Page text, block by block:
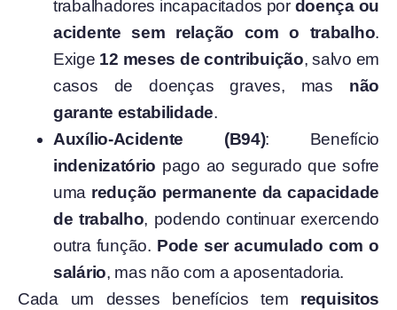
trabalhadores incapacitados por doença ou
acidente sem relação com o trabalho.
Exige 12 meses de contribuição, salvo em
casos de doenças graves, mas não
garante estabilidade.
Auxílio-Acidente (B94): Benefício
indenizatório pago ao segurado que sofre
uma redução permanente da capacidade
de trabalho, podendo continuar exercendo
outra função. Pode ser acumulado com o
salário, mas não com a aposentadoria.
Cada um desses benefícios tem requisitos